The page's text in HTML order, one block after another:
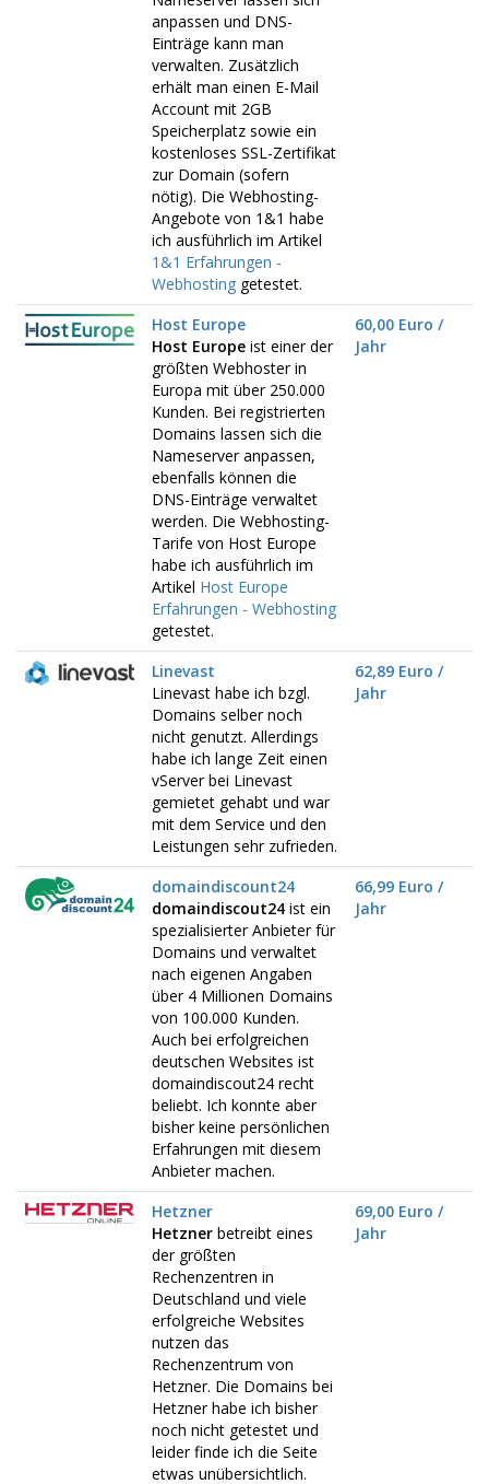
anpassen und DNS-
Einträge kann man
verwalten. Zusätzlich
erhält man einen E-Mail
Account mit 2GB
Speicherplatz sowie ein
kostenloses SSL-Zertifikat
zur Domain (sofern
nötig). Die Webhosting-
Angebote von 1&1 habe
ich ausführlich im Artikel
1&1 Erfahrungen -
Webhosting getestet.
Host Europe
Host Europe ist einer der
größten Webhoster in
Europa mit über 250.000
Kunden. Bei registrierten
Domains lassen sich die
Nameserver anpassen,
ebenfalls können die
DNS-Einträge verwaltet
werden. Die Webhosting-
Tarife von Host Europe
habe ich ausführlich im
Artikel Host Europe
Erfahrungen - Webhosting
getestet.
60,00 Euro /
Jahr
Linevast
Linevast habe ich bzgl.
Domains selber noch
nicht genutzt. Allerdings
habe ich lange Zeit einen
vServer bei Linevast
gemietet gehabt und war
mit dem Service und den
Leistungen sehr zufrieden.
62,89 Euro /
Jahr
domaindiscount24
domaindiscout24 ist ein
spezialisierter Anbieter für
Domains und verwaltet
nach eigenen Angaben
über 4 Millionen Domains
von 100.000 Kunden.
Auch bei erfolgreichen
deutschen Websites ist
domaindiscout24 recht
beliebt. Ich konnte aber
bisher keine persönlichen
Erfahrungen mit diesem
Anbieter machen.
66,99 Euro /
Jahr
Hetzner
Hetzner betreibt eines
der größten
Rechenzentren in
Deutschland und viele
erfolgreiche Websites
nutzen das
Rechenzentrum von
Hetzner. Die Domains bei
Hetzner habe ich bisher
noch nicht getestet und
leider finde ich die Seite
etwas unübersichtlich.
69,00 Euro /
Jahr